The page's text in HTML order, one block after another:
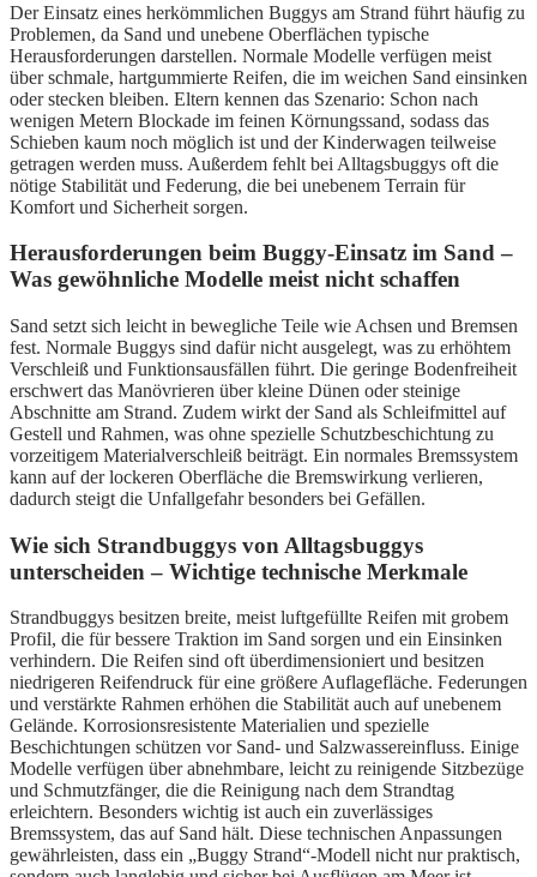
Der Einsatz eines herkömmlichen Buggys am Strand führt häufig zu
Problemen, da Sand und unebene Oberflächen typische
Herausforderungen darstellen. Normale Modelle verfügen meist
über schmale, hartgummierte Reifen, die im weichen Sand einsinken
oder stecken bleiben. Eltern kennen das Szenario: Schon nach
wenigen Metern Blockade im feinen Körnungssand, sodass das
Schieben kaum noch möglich ist und der Kinderwagen teilweise
getragen werden muss. Außerdem fehlt bei Alltagsbuggys oft die
nötige Stabilität und Federung, die bei unebenem Terrain für
Komfort und Sicherheit sorgen.
Herausforderungen beim Buggy-Einsatz im Sand –
Was gewöhnliche Modelle meist nicht schaffen
Sand setzt sich leicht in bewegliche Teile wie Achsen und Bremsen
fest. Normale Buggys sind dafür nicht ausgelegt, was zu erhöhtem
Verschleiß und Funktionsausfällen führt. Die geringe Bodenfreiheit
erschwert das Manövrieren über kleine Dünen oder steinige
Abschnitte am Strand. Zudem wirkt der Sand als Schleifmittel auf
Gestell und Rahmen, was ohne spezielle Schutzbeschichtung zu
vorzeitigem Materialverschleiß beiträgt. Ein normales Bremssystem
kann auf der lockeren Oberfläche die Bremswirkung verlieren,
dadurch steigt die Unfallgefahr besonders bei Gefällen.
Wie sich Strandbuggys von Alltagsbuggys
unterscheiden – Wichtige technische Merkmale
Strandbuggys besitzen breite, meist luftgefüllte Reifen mit grobem
Profil, die für bessere Traktion im Sand sorgen und ein Einsinken
verhindern. Die Reifen sind oft überdimensioniert und besitzen
niedrigeren Reifendruck für eine größere Auflagefläche. Federungen
und verstärkte Rahmen erhöhen die Stabilität auch auf unebenem
Gelände. Korrosionsresistente Materialien und spezielle
Beschichtungen schützen vor Sand- und Salzwassereinfluss. Einige
Modelle verfügen über abnehmbare, leicht zu reinigende Sitzbezüge
und Schmutzfänger, die die Reinigung nach dem Strandtag
erleichtern. Besonders wichtig ist auch ein zuverlässiges
Bremssystem, das auf Sand hält. Diese technischen Anpassungen
gewährleisten, dass ein „Buggy Strand“-Modell nicht nur praktisch,